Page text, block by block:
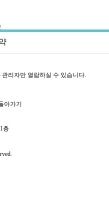
관리자만 열람하실 수 있습니다.
아가기
층